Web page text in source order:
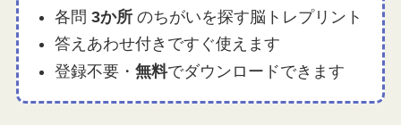
各問 3か所のちがいを探す脳トレプリント
答えあわせ付きですぐ使えます
登録不要・ 無料でダウンロードできます